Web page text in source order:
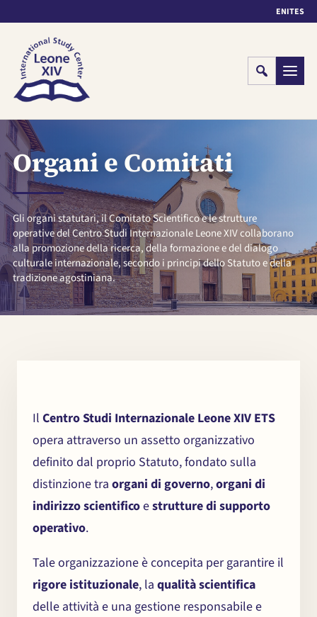
ENITES
Cerca Menu
Organi e Comitati
Gli organi statutari, il Comitato Scientifico e le strutture
operative del Centro Studi Internazionale Leone XIV collaborano
alla promozione della ricerca, della formazione e del dialogo
culturale internazionale, secondo i principi dello Statuto e della
tradizione agostiniana.
Il Centro Studi Internazionale Leone XIV ETS
opera attraverso un assetto organizzativo
definito dal proprio Statuto, fondato sulla
distinzione tra organi di governo,organi di
indirizzo scientificoestrutture di supporto
operativo.
Tale organizzazione è concepita per garantire il
rigore istituzionale, la qualità scientifica
delle attività e una gestione responsabile e